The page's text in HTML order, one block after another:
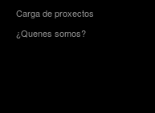
Carga de proxectos
¿Quenes somos?